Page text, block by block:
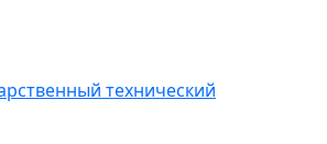
технический